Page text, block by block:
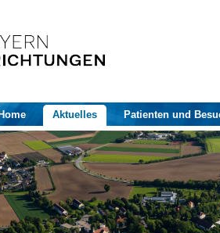
Home Aktuelles Patienten und